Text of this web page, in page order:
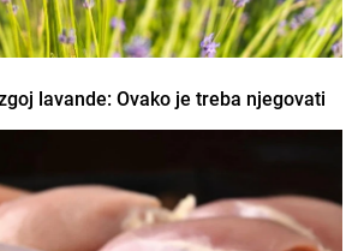
lavande: Ovako je treba njegovati